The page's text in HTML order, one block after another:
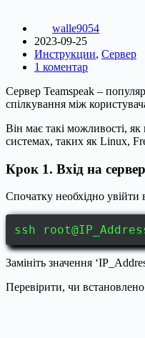
walle9054
2023-09-25
Инструкции, Сервер
1 коментар
Сервер Teamspeak –
спілкування між
Він має такі можливості, як
системах, таких як Linux,
Крок 1. Вхід на
Спочатку необхідно
ssh
Замініть значення
Перевірити, чи